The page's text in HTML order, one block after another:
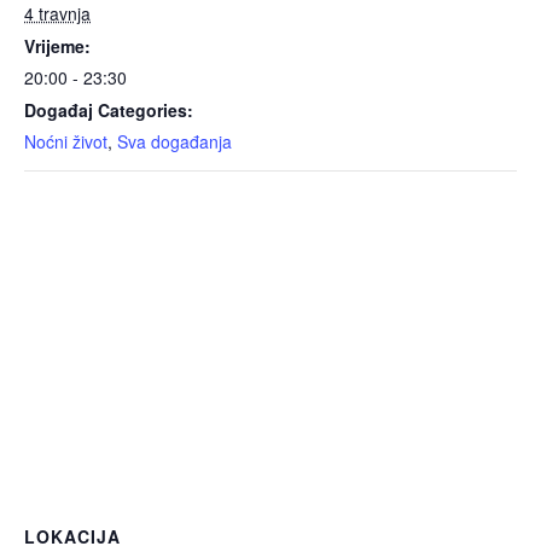
4 travnja
Vrijeme:
20:00 - 23:30
Događaj Categories:
Noćni život, Sva događanja
LOKACIJA